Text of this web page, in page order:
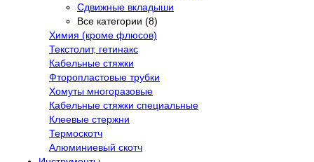
Сдвижные вкладыши
Все категории (8)
Химия (кроме флюсов)
Текстолит, гетинакс
Кабельные стяжки
Фторопластовые трубки
Хомуты многоразовые
Кабельные стяжки специальные
Клеевые стержни
Термоскотч
Алюминиевый скотч